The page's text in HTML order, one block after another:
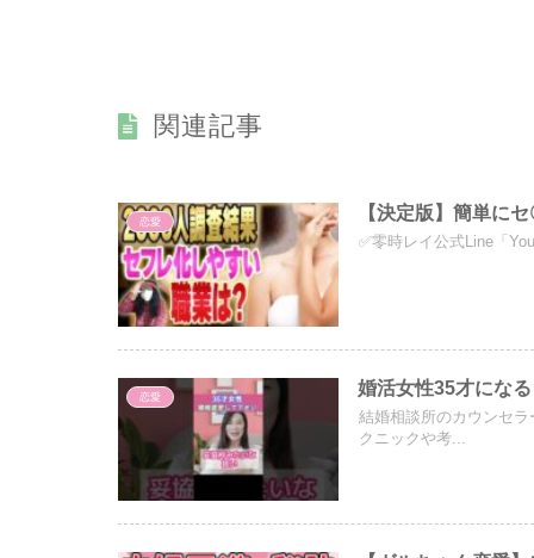
関連記事
恋愛 【決定版】簡単に
✅零時レイ公式Line「
恋愛 婚活女性35才にな
結婚相談所のカウンセ
クニックや考...